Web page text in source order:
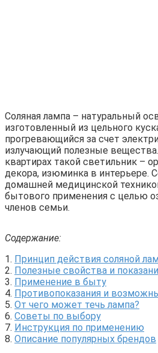
Соляная лампа – натуральный
изготовленный из цельного
прогревающийся за счет
излучающий полезные
квартирах такой светильник –
декора, изюминка в интерьере.
домашней медицинской
бытового применения с целью
членов семьи.
Содержание:
1. Принцип действия соляной
2. Полезные свойства и
3. Применение в быту
4. Противопоказания и
5. От чего может течь лампа?
6. Советы по выбору
7. Инструкция по применению
8. Описание популярных брендов